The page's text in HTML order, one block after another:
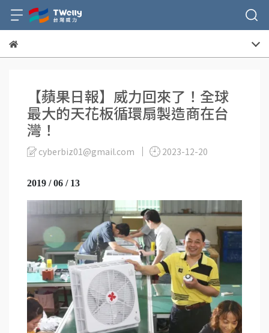
【蘋果日報】威力回來了！全球
最大的天花板循環扇製造商在台
灣！
cyberbiz01@gmail.com 2023-12-20
2019 / 06 / 13